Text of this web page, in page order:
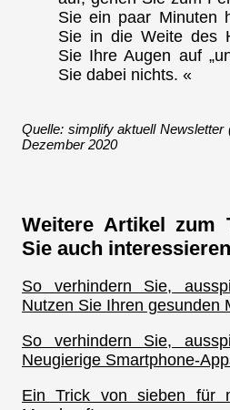
Sie ein paar Minuten
Sie in die Weite des
Sie Ihre Augen auf
Sie dabei nichts. «
Quelle: simplify aktuell Newsletter
Dezember 2020
Weitere Artikel zum
Sie auch
So verhindern Sie,
Nutzen Sie Ihren gesunden
So verhindern Sie,
Neugierige Smartphone-
Ein Trick von sieben für